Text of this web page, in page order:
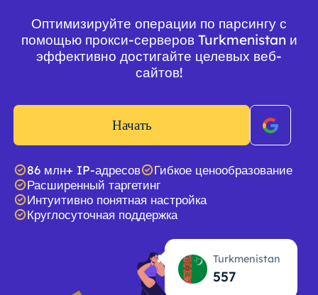
Оптимизируйте операции по парсингу с
помощью прокси-серверов Turkmenistan и
эффективно достигайте целевых веб-
сайтов!
Начать
86 млн+ IP-адресов
Гибкое ценообразование
Расширенный таргетинг
Интуитивно понятная настройка
Круглосуточная поддержка
Turkmenistan
557